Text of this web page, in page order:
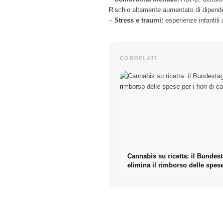
Rischio altamente aumentato di
– Stress e traumi: esperienze infantili
CORRELATI
Cannabis su ricetta: il
elimina il rimborso delle